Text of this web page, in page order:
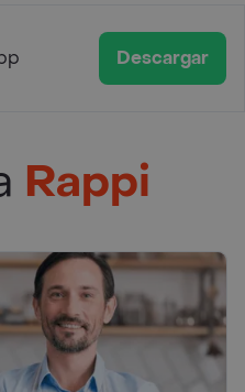
Descargar
Rappi